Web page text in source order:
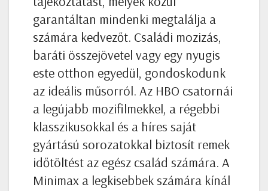
garantáltan mindenki megtalálja a
számára kedvezőt. Családi mozizás,
baráti összejövetel vagy egy nyugis
este otthon egyedül, gondoskodunk
az ideális műsorról. Az HBO csatornái
a legújabb mozifilmekkel, a régebbi
klasszikusokkal és a híres saját
gyártású sorozatokkal biztosít remek
időtöltést az egész család számára. A
Minimax a legkisebbek számára kínál